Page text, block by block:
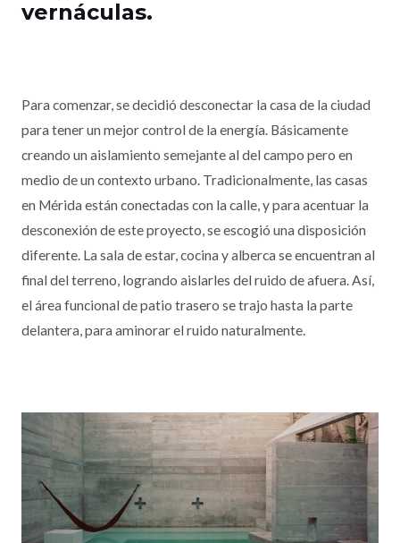
vernáculas.
Para comenzar, se decidió desconectar la casa de la ciudad
para tener un mejor control de la energía. Básicamente
creando un aislamiento semejante al del campo pero en
medio de un contexto urbano. Tradicionalmente, las casas
en Mérida están conectadas con la calle, y para acentuar la
desconexión de este proyecto, se escogió una disposición
diferente. La sala de estar, cocina y alberca se encuentran al
final del terreno, logrando aislarles del ruido de afuera. Así,
el área funcional de patio trasero se trajo hasta la parte
delantera, para aminorar el ruido naturalmente.